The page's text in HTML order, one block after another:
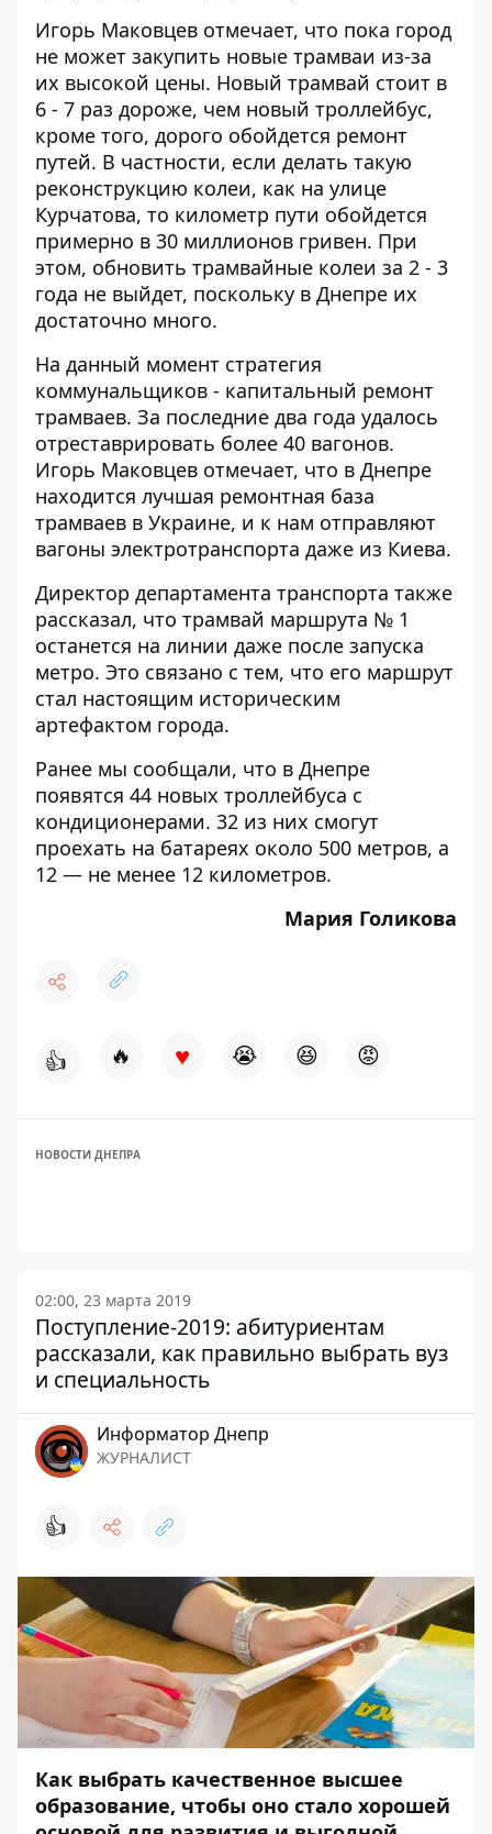
Игорь Маковцев отмечает, что пока город
не может закупить новые трамваи из-за
их высокой цены. Новый трамвай стоит в
6 - 7 раз дороже, чем новый троллейбус,
кроме того, дорого обойдется ремонт
путей. В частности, если делать такую
реконструкцию колеи, как на улице
Курчатова, то километр пути обойдется
примерно в 30 миллионов гривен. При
этом, обновить трамвайные колеи за 2 - 3
года не выйдет, поскольку в Днепре их
достаточно много.
На данный момент стратегия
коммунальщиков - капитальный ремонт
трамваев. За последние два года удалось
отреставрировать более 40 вагонов.
Игорь Маковцев отмечает, что в Днепре
находится лучшая ремонтная база
трамваев в Украине, и к нам отправляют
вагоны электротранспорта даже из Киева.
Директор департамента транспорта также
рассказал, что трамвай маршрута № 1
останется на линии даже после запуска
метро. Это связано с тем, что его маршрут
стал настоящим историческим
артефактом города.
Ранее мы сообщали, что в Днепре
появятся 44 новых троллейбуса с
кондиционерами. 32 из них смогут
проехать на батареях около 500 метров, а
12 — не менее 12 километров.
Мария Голикова
👍 🔥 ♥ 😭 😆 😡
НОВОСТИ ДНЕПРА
02:00, 23 марта 2019
Поступление-2019: абитуриентам
рассказали, как правильно выбрать вуз
и специальность
Информатор Днепр
ЖУРНАЛИСТ
👍
Как выбрать качественное высшее
образование, чтобы оно стало хорошей